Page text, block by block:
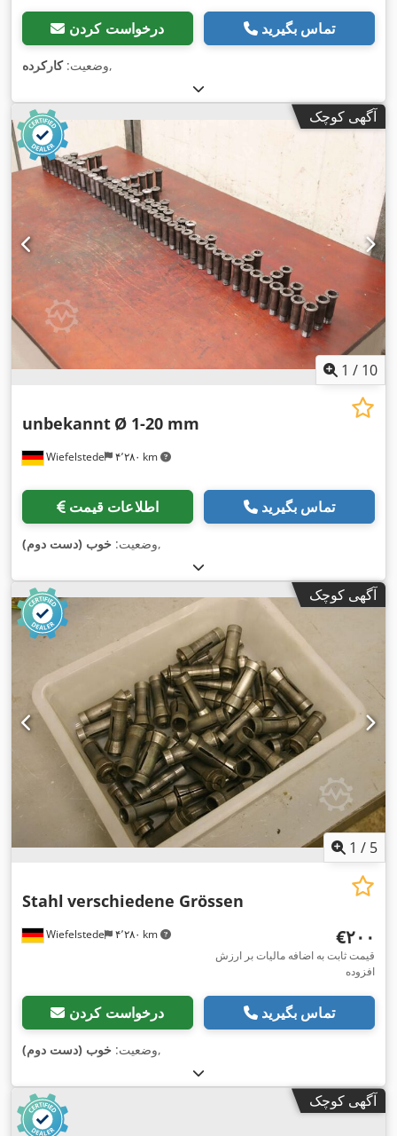
درخواست کردن تماس بگیرید
وضعیت:کارکرده ,
آگهی کوچک
1 / 10
Wiefelstede ۴٬۲۸۰ km
unbekannt Ø 1-20 mm
اطلاعات قیمت تماس بگیرید
وضعیت: خوب (دست دوم) ,
آگهی کوچک
1 / 5
Wiefelstede ۴٬۲۸۰ km
Stahl verschiedene Grössen
‎€۲۰۰
قیمت ثابت به اضافه مالیات بر ارزش
افزوده
درخواست کردن تماس بگیرید
وضعیت: خوب (دست دوم) ,
آگهی کوچک